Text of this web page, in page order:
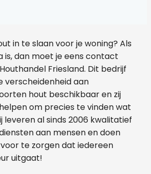
in te slaan voor je woning? Als
is, dan moet je eens contact
Friesland. Dit bedrijf
verscheidenheid aan
hout beschikbaar en zij
om precies te vinden wat
leveren al sinds 2006 kwalitatief
aan mensen en doen
te zorgen dat iedereen
uitgaat!